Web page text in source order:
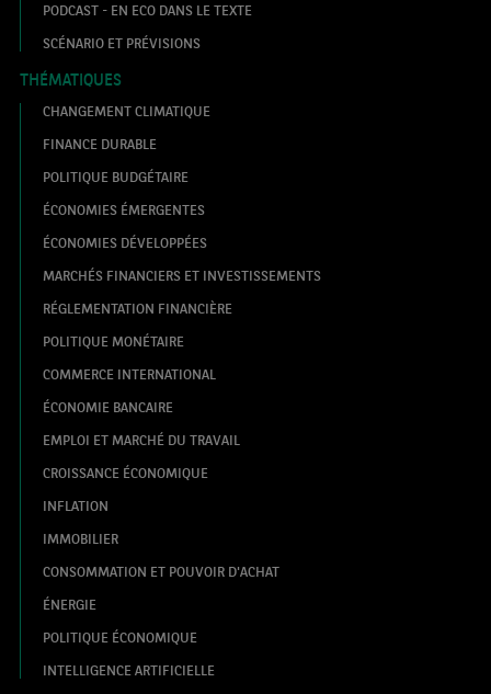
PODCAST - EN ECO DANS LE TEXTE
SCÉNARIO ET PRÉVISIONS
THÉMATIQUES
CHANGEMENT CLIMATIQUE
FINANCE DURABLE
POLITIQUE BUDGÉTAIRE
ÉCONOMIES ÉMERGENTES
ÉCONOMIES DÉVELOPPÉES
MARCHÉS FINANCIERS ET INVESTISSEMENTS
RÉGLEMENTATION FINANCIÈRE
POLITIQUE MONÉTAIRE
COMMERCE INTERNATIONAL
ÉCONOMIE BANCAIRE
EMPLOI ET MARCHÉ DU TRAVAIL
CROISSANCE ÉCONOMIQUE
INFLATION
IMMOBILIER
CONSOMMATION ET POUVOIR D'ACHAT
ÉNERGIE
POLITIQUE ÉCONOMIQUE
INTELLIGENCE ARTIFICIELLE